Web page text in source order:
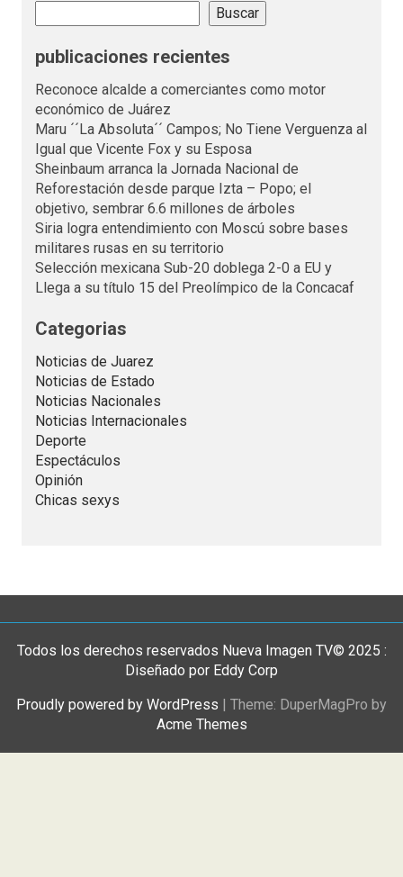
Buscar
publicaciones recientes
Reconoce alcalde a comerciantes como motor
económico de Juárez
Maru ´´La Absoluta´´ Campos; No Tiene Verguenza al
Igual que Vicente Fox y su Esposa
Sheinbaum arranca la Jornada Nacional de
Reforestación desde parque Izta – Popo; el
objetivo, sembrar 6.6 millones de árboles
Siria logra entendimiento con Moscú sobre bases
militares rusas en su territorio
Selección mexicana Sub-20 doblega 2-0 a EU y
Llega a su título 15 del Preolímpico de la Concacaf
Categorias
Noticias de Juarez
Noticias de Estado
Noticias Nacionales
Noticias Internacionales
Deporte
Espectáculos
Opinión
Chicas sexys
Todos los derechos reservados Nueva Imagen TV© 2025 :
Diseñado por Eddy Corp
Proudly powered by WordPress | Theme: DuperMagPro by
Acme Themes